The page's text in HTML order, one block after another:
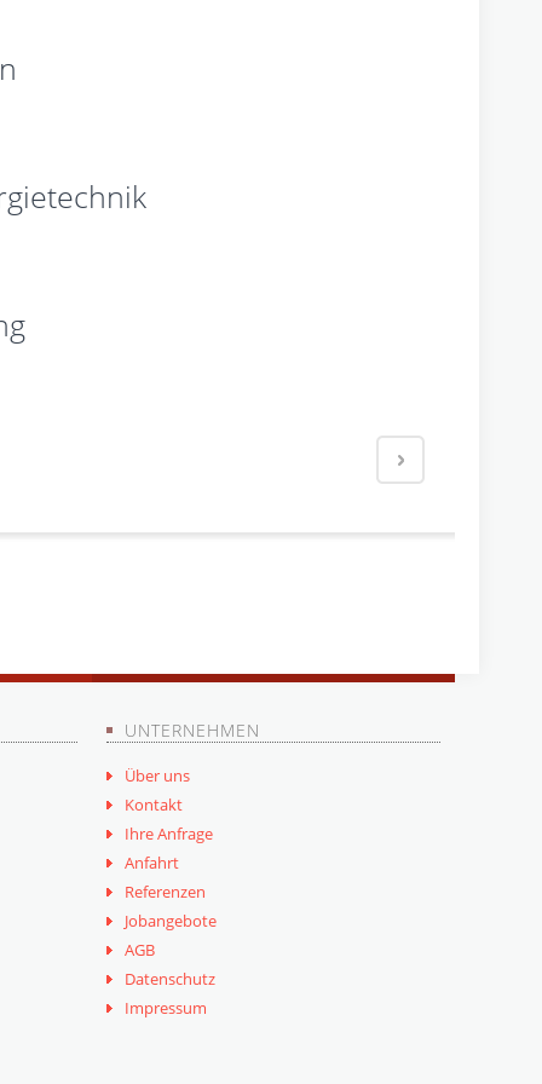
UNTERNEHMEN
Über uns
Kontakt
Ihre Anfrage
Anfahrt
Referenzen
Jobangebote
AGB
Datenschutz
Impressum